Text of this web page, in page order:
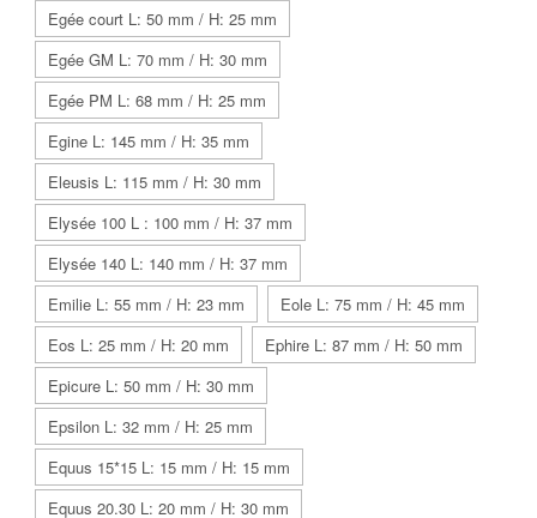
Egée court L: 50 mm / H: 25 mm
Egée GM L: 70 mm / H: 30 mm
Egée PM L: 68 mm / H: 25 mm
Egine L: 145 mm / H: 35 mm
Eleusis L: 115 mm / H: 30 mm
Elysée 100 L : 100 mm / H: 37 mm
Elysée 140 L: 140 mm / H: 37 mm
Emilie L: 55 mm / H: 23 mm
Eole L: 75 mm / H: 45 mm
Eos L: 25 mm / H: 20 mm
Ephire L: 87 mm / H: 50 mm
Epicure L: 50 mm / H: 30 mm
Epsilon L: 32 mm / H: 25 mm
Equus 15*15 L: 15 mm / H: 15 mm
Equus 20.30 L: 20 mm / H: 30 mm